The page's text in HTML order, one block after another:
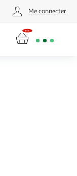
Me connecter